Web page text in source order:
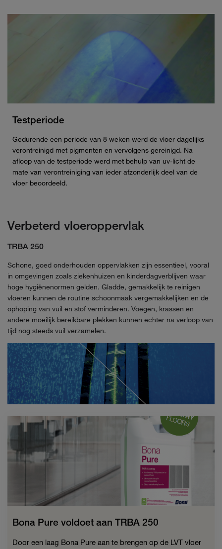
Testperiode
Gedurende een periode van 8 weken werd de vloer dagelijks
verontreinigd met pigmenten en vervolgens gereinigd. Na
afloop van de testperiode werd met behulp van uv-licht de
mate van verontreiniging van ieder afzonderlijk deel van de
vloer beoordeeld.
Verbeterd vloeroppervlak
TRBA 250
Schone, goed onderhouden oppervlakken zijn essentieel, vooral
in omgevingen zoals ziekenhuizen en kinderdagverblijven waar
hoge hygiënenormen gelden. Gladde, gemakkelijk te reinigen
vloeren kunnen de routine schoonmaak vergemakkelijken en de
ophoping van vuil en stof verminderen. Voegen, krassen en
andere moeilijk bereikbare plekken kunnen echter na verloop van
tijd nog steeds vuil verzamelen.
Bona Pure voldoet aan TRBA 250
Door een laag Bona Pure aan te brengen op de LVT vloer